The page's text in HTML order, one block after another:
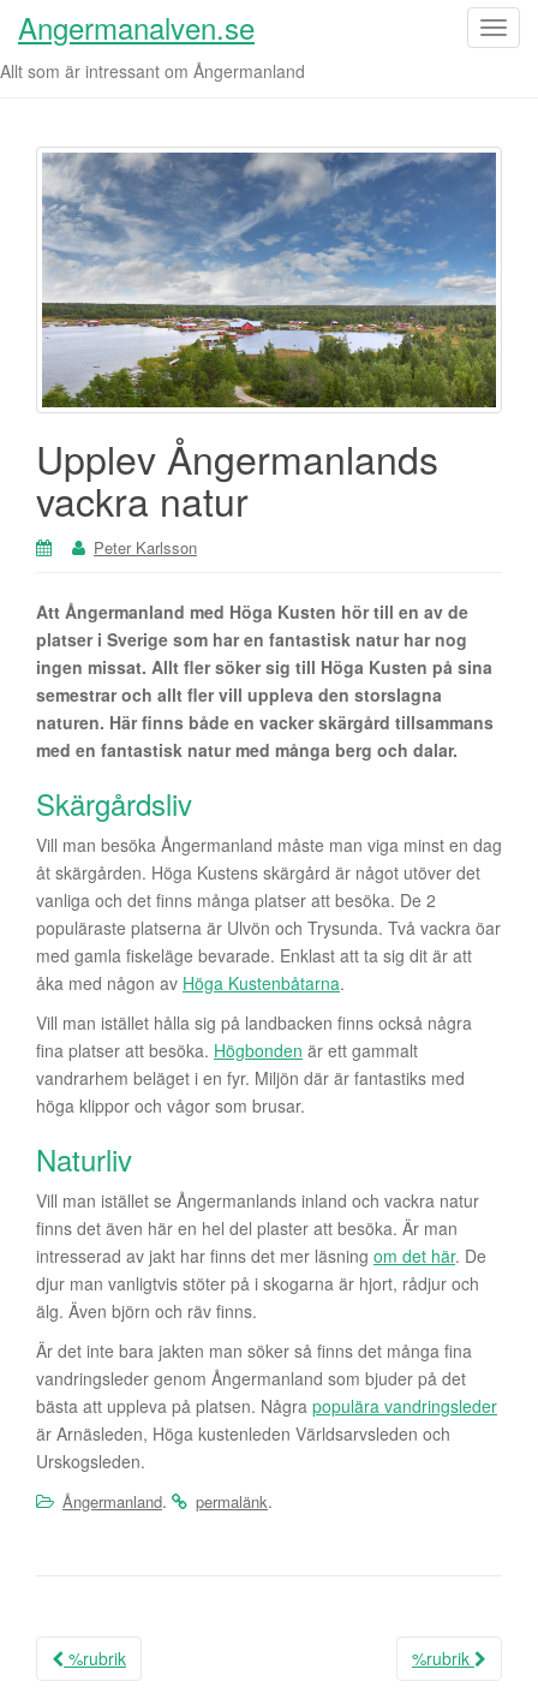
S
å
n
a
v
i
g
e
r
Angermanalven.se
Allt som är intressant om Ångermanland
Upplev Ångermanlands
vackra natur
Peter Karlsson
Att Ångermanland med Höga Kusten hör till en av de
platser i Sverige som har en fantastisk natur har nog
ingen missat. Allt fler söker sig till Höga Kusten på sina
semestrar och allt fler vill uppleva den storslagna
naturen. Här finns både en vacker skärgård tillsammans
med en fantastisk natur med många berg och dalar.
Skärgårdsliv
Vill man besöka Ångermanland måste man viga minst en dag
åt skärgården. Höga Kustens skärgård är något utöver det
vanliga och det finns många platser att besöka. De 2
populäraste platserna är Ulvön och Trysunda. Två vackra öar
med gamla fiskeläge bevarade. Enklast att ta sig dit är att
åka med någon av Höga Kustenbåtarna.
Vill man istället hålla sig på landbacken finns också några
fina platser att besöka. Högbonden är ett gammalt
vandrarhem beläget i en fyr. Miljön där är fantastiks med
höga klippor och vågor som brusar.
Naturliv
Vill man istället se Ångermanlands inland och vackra natur
finns det även här en hel del plaster att besöka. Är man
intresserad av jakt har finns det mer läsning om det här. De
djur man vanligtvis stöter på i skogarna är hjort, rådjur och
älg. Även björn och räv finns.
Är det inte bara jakten man söker så finns det många fina
vandringsleder genom Ångermanland som bjuder på det
bästa att uppleva på platsen. Några populära vandringsleder
är Arnäsleden, Höga kustenleden Världsarvsleden och
Urskogsleden.
Ångermanland. permalänk.
Inläggsnavigering
%rubrik %rubrik